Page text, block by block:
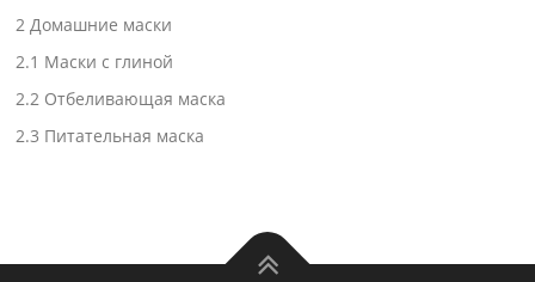
2 Домашние маски
2.1 Маски с глиной
2.2 Отбеливающая маска
2.3 Питательная маска